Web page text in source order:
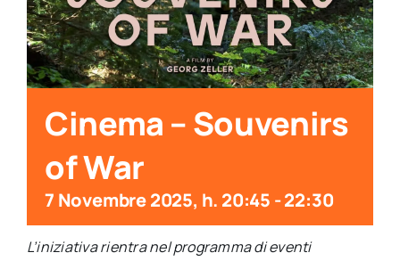
per:
Newsletter
Cinema – Souvenirs
of War
7 Novembre 2025, h. 20:45 -22:30
L’iniziativa rientra nel programma di eventi